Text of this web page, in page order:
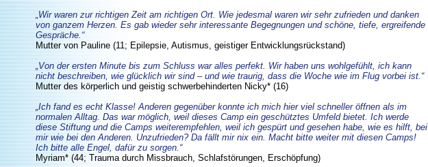
„Wir waren zur richtigen Zeit am richtigen Ort. Wie jedesmal waren wir sehr zufrieden und danken
von ganzem Herzen. Es gab wieder sehr interessante Begegnungen und schöne, tiefe, ergreifende
Gespräche.“
Mutter von Pauline (11; Epilepsie, Autismus, geistiger Entwicklungsrückstand)
„Von der ersten Minute bis zum Schluss war alles perfekt. Wir haben uns wohlgefühlt, ich kann
nicht beschreiben, wie glücklich wir sind – und wie traurig, dass die Woche wie im Flug vorbei ist.“
Mutter des körperlich und geistig schwerbehinderten Nicky* (16)
„Ich fand es echt Klasse! Anderen gegenüber konnte ich mich hier viel schneller öffnen als im
normalen Alltag. Das war möglich, weil dieses Camp ein geschütztes Umfeld bietet. Ich werde
diese Stiftung und die Camps weiterempfehlen, weil ich gespürt und gesehen habe, wie es hilft, bei
mir wie bei den Anderen. Unzufrieden? Da fällt mir nix ein. Macht bitte weiter mit diesen Camps!
Ich bitte alle Engel, dafür zu sorgen.“
Myriam* (44; Trauma durch Missbrauch, Schlafstörungen, Erschöpfung)